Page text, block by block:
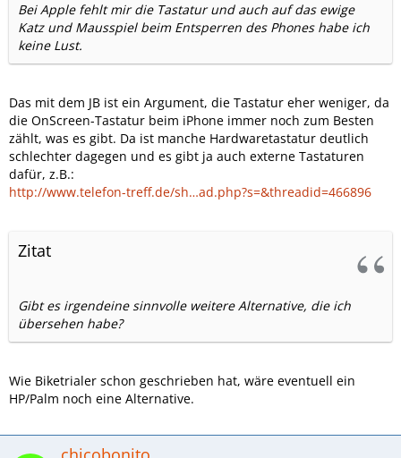
Bei Apple fehlt mir die Tastatur und auch auf das ewige
Katz und Mausspiel beim Entsperren des Phones habe ich
keine Lust.
Das mit dem JB ist ein Argument, die Tastatur eher weniger, da
die OnScreen-Tastatur beim iPhone immer noch zum Besten
zählt, was es gibt. Da ist manche Hardwaretastatur deutlich
schlechter dagegen und es gibt ja auch externe Tastaturen
dafür, z.B.:
http://www.telefon-treff.de/sh…ad.php?s=&threadid=466896
Zitat
Gibt es irgendeine sinnvolle weitere Alternative, die ich
übersehen habe?
Wie Biketrialer schon geschrieben hat, wäre eventuell ein
HP/Palm noch eine Alternative.